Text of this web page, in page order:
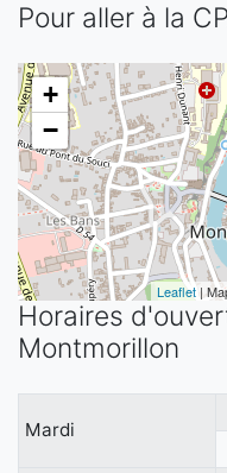
Pour aller à la
+
−
Leaflet|
Horaires
Montmorillon
Mardi